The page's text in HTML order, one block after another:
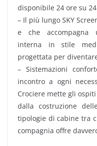
disponibile 24 ore su
– Il più lungo SKY
e che accompagna
interna in stile
progettata per
– Sistemazioni
incontro a ogni
Crociere mette gli
dalla costruzione
tipologie di cabine tra
compagnia offre